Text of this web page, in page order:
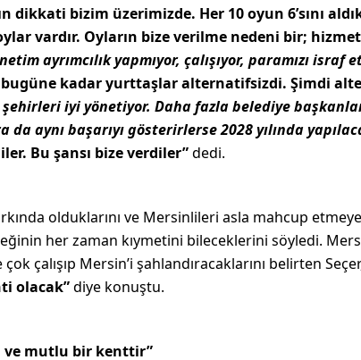
dikkati bizim üzerimizde. Her 10 oyun 6’sını
vardır. Oyların bize verilme nedeni bir;
ayrımcılık yapmıyor, çalışıyor, paramızı
kadar yurttaşlar alternatifsizdi. Şimdi
iyi yönetiyor. Daha fazla belediye
aynı başarıyı gösterirlerse 2028 yılında
Bu şansı bize verdiler”dedi.
olduklarını ve Mersinlileri asla mahcup
her zaman kıymetini bileceklerini söyledi.
çalışıp Mersin’i şahlandıracaklarını belirten
olacak”diye konuştu.
ve mutlu bir kenttir”